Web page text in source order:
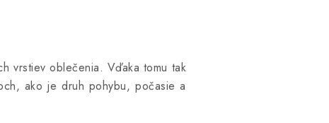
vrstiev oblečenia. Vďaka tomu tak
ako je druh pohybu, počasie a